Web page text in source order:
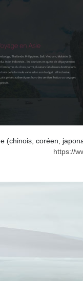
coréen,
https://